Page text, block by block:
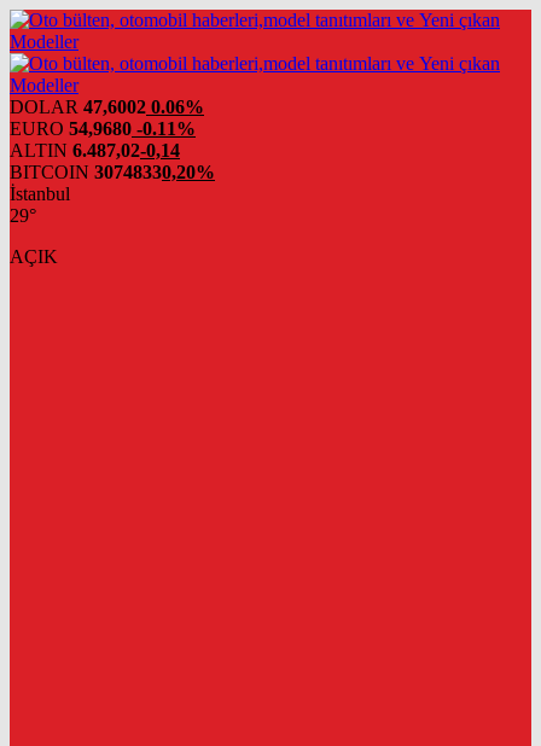
DOLAR 47,6002 0.06%
EURO 54,9680 -0.11%
ALTIN 6.487,02-0,14
BITCOIN 30748330,20%
İstanbul
29°
AÇIK